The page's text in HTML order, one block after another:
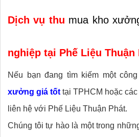
Dịch vụ thu mua kho
nghiệp tại Phế Liệu Thuận
Nếu bạn đang tìm kiếm một
xưởng giá tốt tại TPHCM hoặc
liên hệ với Phế Liệu Thuận Phát.
Chúng tôi tự hào là một trong